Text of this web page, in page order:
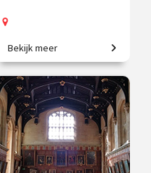
6-daagse reis o.l.v. Rico
Sneller.
€ 1945.00
vanaf 7
sep.
Op locatie
Bekijk meer